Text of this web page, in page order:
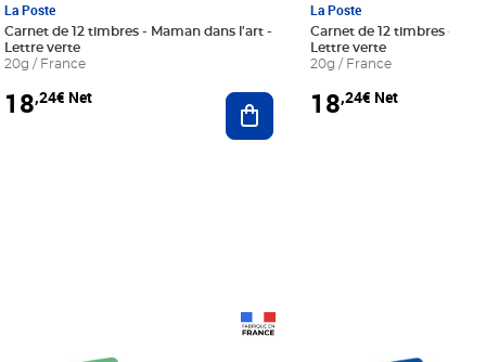
au panier
La Poste
Carnet de 12 timbres - Maman dans l'art -
Lettre verte
20g / France
18,24€ Net Ajouter au panier
La Poste
Carnet de 12 timbres - Le
Lettre verte
20g / France
18,24€ Net